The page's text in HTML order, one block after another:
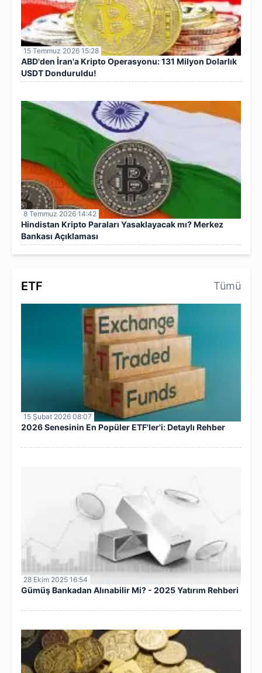
15 Temmuz 2026 15:28
ABD'den İran'a Kripto Operasyonu: 131 Milyon Dolarlık
USDT Donduruldu!
8 Temmuz 2026 14:42
Hindistan Kripto Paraları Yasaklayacak mı? Merkez
Bankası Açıklaması
ETF Tümü
15 Şubat 2026 08:07
2026 Senesinin En Popüler ETF'ler'i: Detaylı Rehber
28 Ekim 2025 16:54
Gümüş Bankadan Alınabilir Mi? - 2025 Yatırım Rehberi